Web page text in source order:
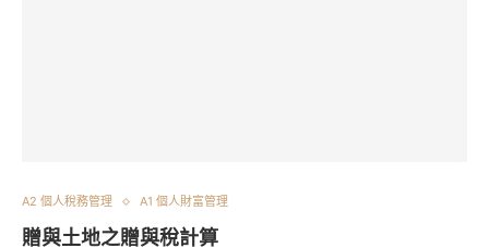
A2 個人稅務管理 A1 個人財富管理
贈與土地之贈與稅計算